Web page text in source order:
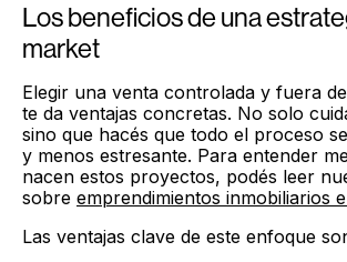
Los beneficios de una
market
Elegir una venta controlada y fuera
te da ventajas concretas. No solo
sino que hacés que todo el proceso
y menos estresante. Para entender
nacen estos proyectos, podés leer
sobre emprendimientos inmobiliarios
Las ventajas clave de este enfoque